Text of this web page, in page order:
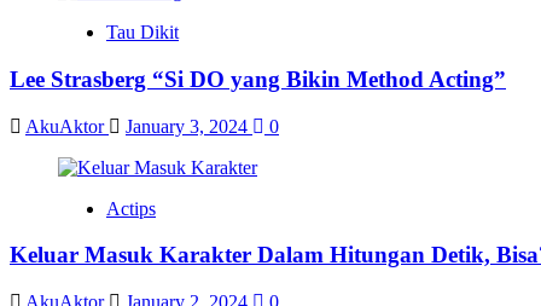
Tau Dikit
Lee Strasberg “Si DO yang Bikin Method Acting”
AkuAktor January 3, 2024 0
Actips
Keluar Masuk Karakter Dalam Hitungan Detik,
AkuAktor January 2, 2024 0